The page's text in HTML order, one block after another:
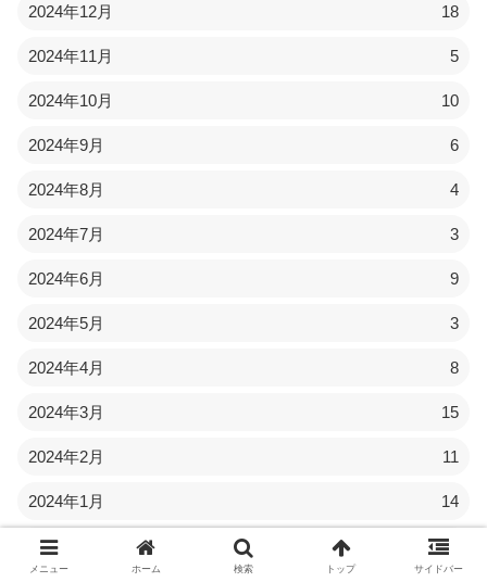
2024年12月 18
2024年11月 5
2024年10月 10
2024年9月 6
2024年8月 4
2024年7月 3
2024年6月 9
2024年5月 3
2024年4月 8
2024年3月 15
2024年2月 11
2024年1月 14
2023年12月 11
メニュー ホーム 検索 トップ サイドバー